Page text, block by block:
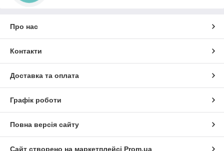
Про нас
Контакти
Доставка та оплата
Графік роботи
Повна версія сайту
Сайт створено на маркетплейсі Prom.ua